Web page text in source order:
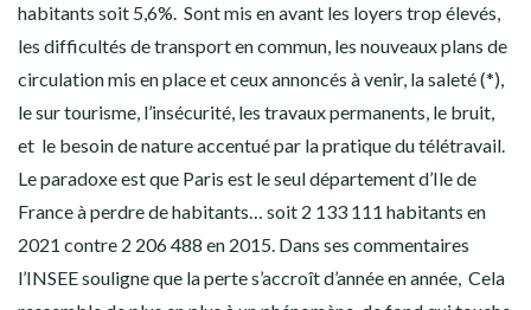
habitants soit 5,6%. Sont mis en avant les loyers trop élevés,
les difficultés de transport en commun, les nouveaux plans de
circulation mis en place et ceux annoncés à venir, la saleté (*),
le sur tourisme, l’insécurité, les travaux permanents, le bruit,
et le besoin de nature accentué par la pratique du télétravail.
Le paradoxe est que Paris est le seul département d’Ile de
France à perdre de habitants… soit 2 133 111 habitants en
2021 contre 2 206 488 en 2015. Dans ses commentaires
l’INSEE souligne que la perte s’accroît d’année en année, Cela